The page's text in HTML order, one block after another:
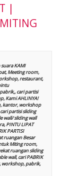
|
KAMI
Meeting room,
restaurant,
cari partisi
Kami AHLINYA!
kantor, workshop
cari partisi sliding
wall/ sliding wall
PINTU LIPAT
PARTISI
ruangan Besar
Miting room,
ruangan sliding
wall, cari PABRIK
workshop, pabrik,